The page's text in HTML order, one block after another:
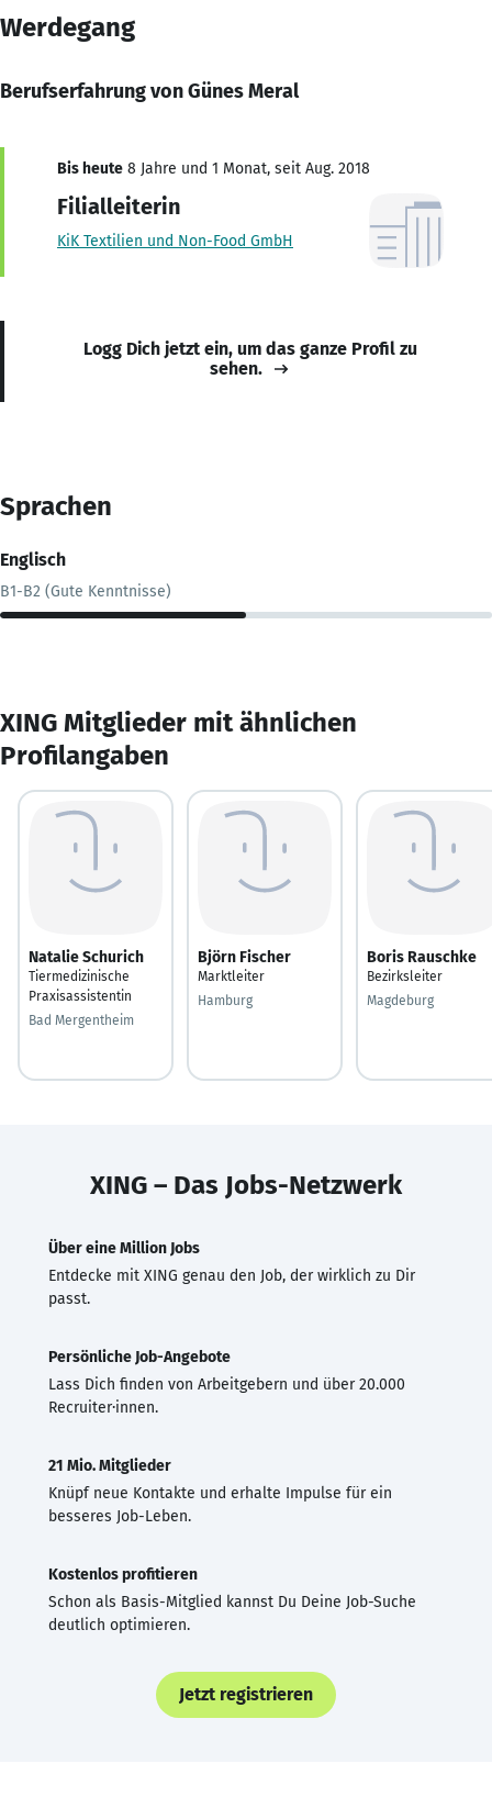
Werdegang
Berufserfahrung von Günes Meral
Bis heute 8 Jahre und 1 Monat, seit Aug. 2018
Filialleiterin
KiK Textilien und Non-Food GmbH
Logg Dich jetzt ein, um das ganze Profil zu
sehen.
Sprachen
Englisch
B1-B2 (Gute Kenntnisse)
XING Mitglieder mit ähnlichen
Profilangaben
Natalie Schurich
Tiermedizinische
Praxisassistentin
Bad Mergentheim
Björn Fischer
Marktleiter
Hamburg
Boris Rauschke
Bezirksleiter
Magdeburg
XING – Das Jobs-Netzwerk
Über eine Million Jobs
Entdecke mit XING genau den Job, der wirklich zu Dir
passt.
Persönliche Job-Angebote
Lass Dich finden von Arbeitgebern und über 20.000
Recruiter·innen.
21 Mio. Mitglieder
Knüpf neue Kontakte und erhalte Impulse für ein
besseres Job-Leben.
Kostenlos profitieren
Schon als Basis-Mitglied kannst Du Deine Job-Suche
deutlich optimieren.
Jetzt registrieren